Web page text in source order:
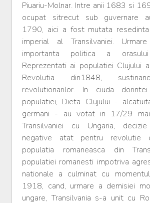
Piuariu-Molnar. Intre anii 1683 si
ocupat sitrecut sub guvernare
1790, aici a fost mutata resedinta
imperial al Transilvaniei.
importanta politica a
Reprezentati ai populatiei Clujului
Revolutia din1848,
revolutionarilor. In ciuda
populatiei, Dieta Clujului -
germani - au votat in 17/29
Transilvaniei cu Ungaria,
negative atat pentru revolutie
populatia romaneasca din
populatiei romanesti impotriva
nationale a culminat cu
1918, cand, urmare a demisiei
ungare, Transilvania s-a unit cu